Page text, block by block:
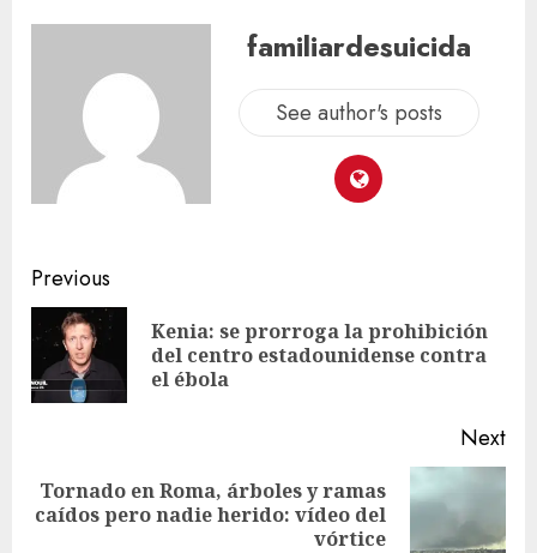
familiardesuicida
See author's posts
Previous
Kenia: se prorroga la prohibición
del centro estadounidense contra
el ébola
Next
Tornado en Roma, árboles y ramas
caídos pero nadie herido: vídeo del
vórtice